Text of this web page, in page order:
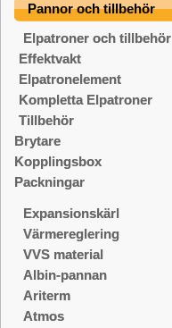
Pannor och tillbehör
Elpatroner och tillbehör
Effektvakt
Elpatronelement
Kompletta Elpatroner
Tillbehör
Brytare
Kopplingsbox
Packningar
Expansionskärl
Värmereglering
VVS material
Albin-pannan
Ariterm
Atmos